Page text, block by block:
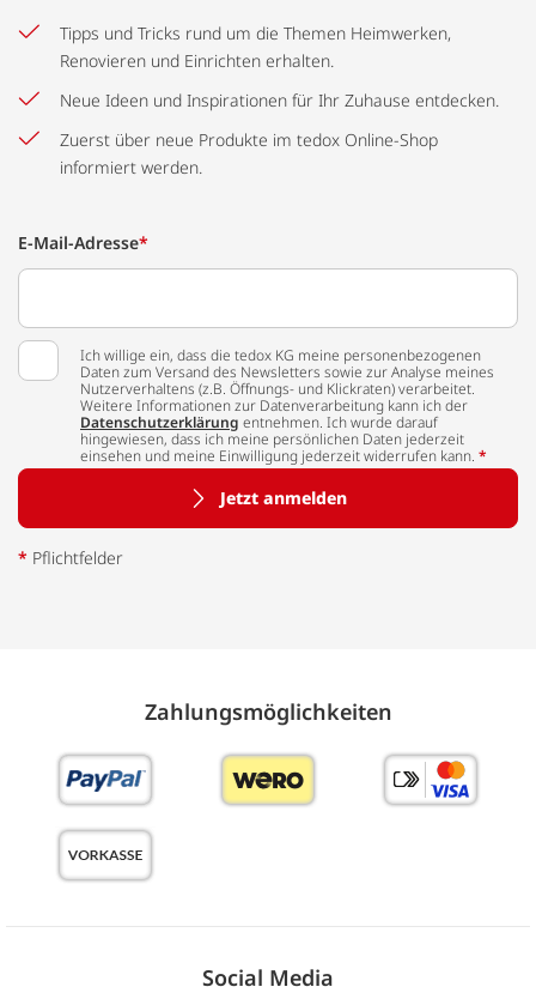
Tipps und Tricks rund um die Themen Heimwerken,
Renovieren und Einrichten erhalten.
Neue Ideen und Inspirationen für Ihr Zuhause entdecken.
Zuerst über neue Produkte im tedox Online-Shop
informiert werden.
E-Mail-Adresse*
Ich willige ein, dass die tedox KG meine personenbezogenen
Daten zum Versand des Newsletters sowie zur Analyse meines
Nutzerverhaltens (z.B. Öffnungs- und Klickraten) verarbeitet.
Weitere Informationen zur Datenverarbeitung kann ich der
Datenschutzerklärung entnehmen. Ich wurde darauf
hingewiesen, dass ich meine persönlichen Daten jederzeit
einsehen und meine Einwilligung jederzeit widerrufen kann. *
Jetzt anmelden
* Pflichtfelder
Zahlungs­möglich­keiten
Social Media